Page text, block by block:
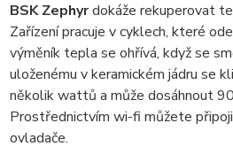
BSK Zephyrdokáže rekuperovat
Zařízení pracuje v cyklech, které
výměník tepla se ohřívá, když se
uloženému v keramickém jádru se
několik wattů a může dosáhnout
Prostřednictvím wi-fi můžete
ovladače.